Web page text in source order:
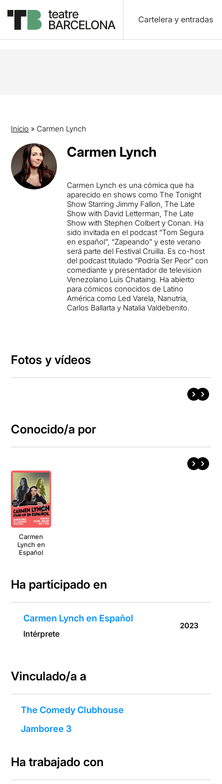
Cartelera y entradas
Inicio » Carmen Lynch
Carmen Lynch
Carmen Lynch es una cómica que ha
aparecido en shows como The Tonight
Show Starring Jimmy Fallon, The Late
Show with David Letterman, The Late
Show with Stephen Colbert y Conan. Ha
sido invitada en el podcast “Tom Segura
en español”, “Zapeando” y este verano
será parte del Festival Cruilla. Es co-host
del podcast titulado “Podría Ser Peor” con
comediante y presentador de television
Venezolano Luis Chataing. Ha abierto
para cómicos conocidos de Latino
América como Led Varela, Nanutria,
Carlos Ballarta y Natalia Valdebenito.
Fotos y vídeos
Conocido/a por
Carmen
Lynch en
Español
Ha participado en
Carmen Lynch en Español
Intérprete
2023
Vinculado/a a
The Comedy Clubhouse
Jamboree 3
Ha trabajado con